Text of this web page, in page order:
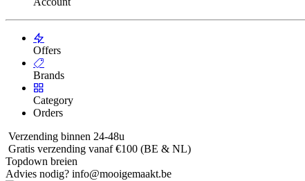
Offers
Brands
Category
Orders
Verzending binnen 24-48u
Gratis verzending vanaf €100 (BE & NL)
Topdown breien
Advies nodig? info@mooigemaakt.be